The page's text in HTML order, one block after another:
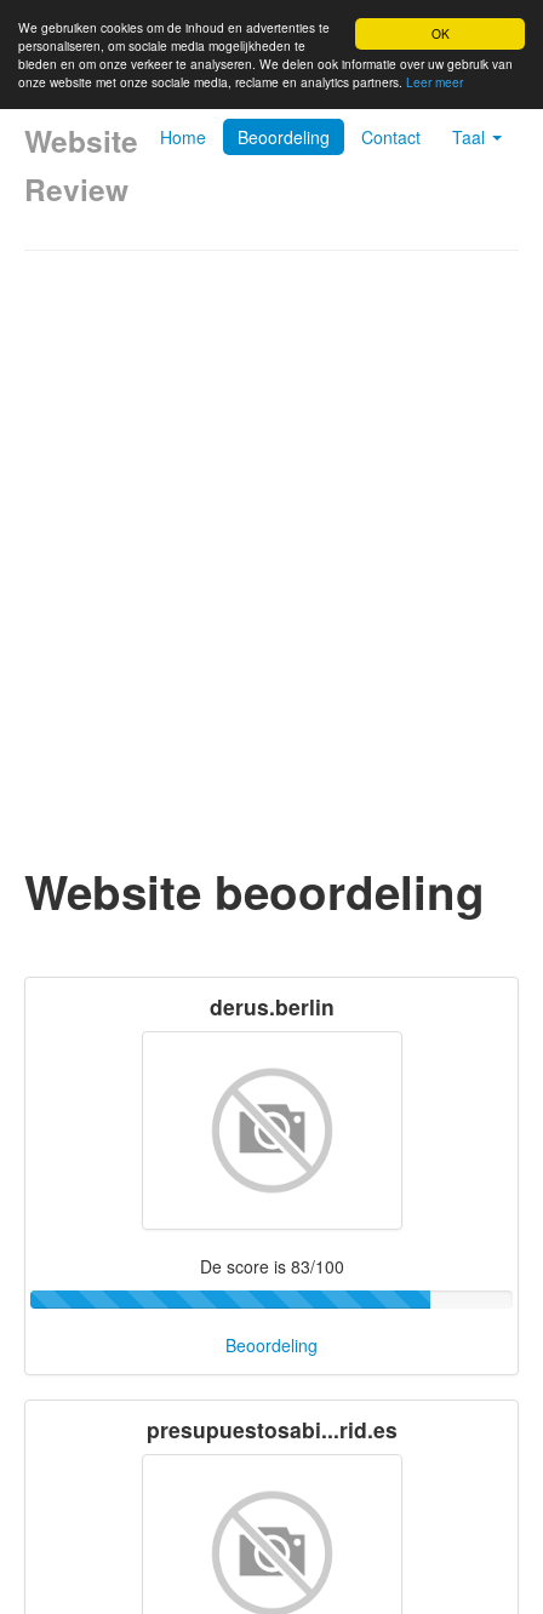
OK
We gebruiken cookies om de inhoud en advertenties te
personaliseren, om sociale media mogelijkheden te
bieden en om onze verkeer te analyseren. We delen ook informatie over uw gebruik van
onze website met onze sociale media, reclame en analytics partners. Leer meer
Home Beoordeling Contact Taal
Website
Review
Website beoordeling
derus.berlin
De score is 83/100
Beoordeling
presupuestosabi...rid.es